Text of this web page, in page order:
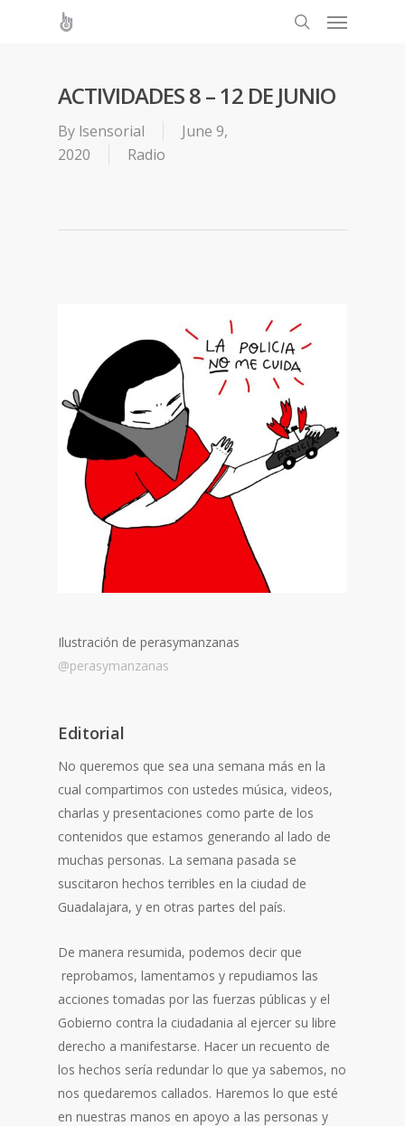
ACTIVIDADES 8 – 12 DE JUNIO
By lsensorial
June 9,
2020
Radio
Ilustración de perasymanzanas
@perasymanzanas
Editorial
No queremos que sea una semana más en la
cual compartimos con ustedes música, videos,
charlas y presentaciones como parte de los
contenidos que estamos generando al lado de
muchas personas. La semana pasada se
suscitaron hechos terribles en la ciudad de
Guadalajara, y en otras partes del país.
De manera resumida, podemos decir que
reprobamos, lamentamos y repudiamos las
acciones tomadas por las fuerzas públicas y el
Gobierno contra la ciudadania al ejercer su libre
derecho a manifestarse. Hacer un recuento de
los hechos sería redundar lo que ya sabemos, no
nos quedaremos callados. Haremos lo que esté
en nuestras manos en apoyo a las personas y